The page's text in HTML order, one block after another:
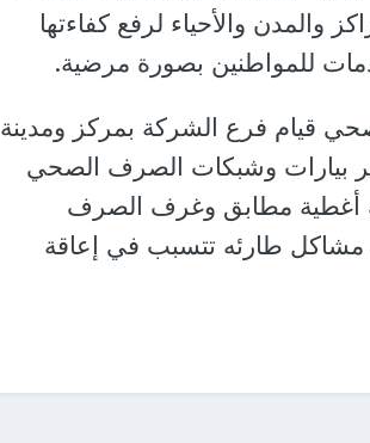
والأحياء لرفع كفاءتها
للمواطنين بصورة مرضية.
قيام فرع الشركة بمركز ومدينة
بيارات وشبكات الصرف الصحي
أغطية مطابق وغرف الصرف
مشاكل طارئه تتسبب في إعاقة